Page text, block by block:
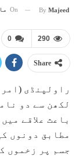
By Majeed
On
0 290
Share
راولپنڈی
لکھن سے دو
باعث علاقے
جسم پر زخموں